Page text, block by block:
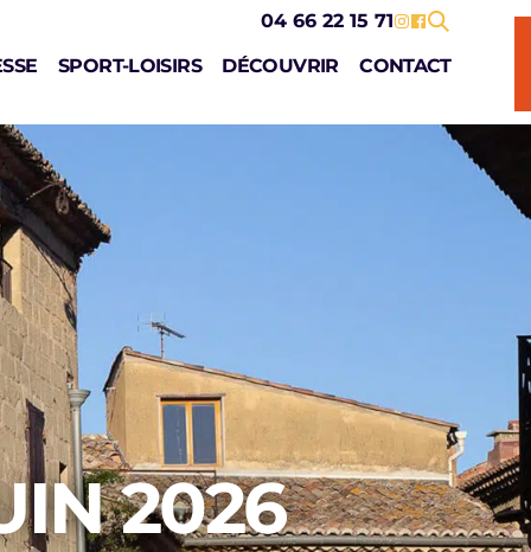
SPORT-LOISIRS DÉCOUVRIR CONTACT
04 66 22 15 71
2026